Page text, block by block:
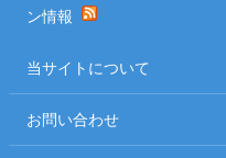
ン情報
当サイトについて
お問い合わせ